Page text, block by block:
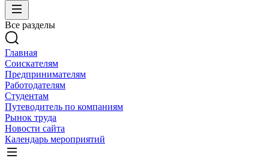
Все разделы
Главная
Соискателям
Предпринимателям
Работодателям
Студентам
Путеводитель по компаниям
Рынок труда
Новости сайта
Календарь мероприятий